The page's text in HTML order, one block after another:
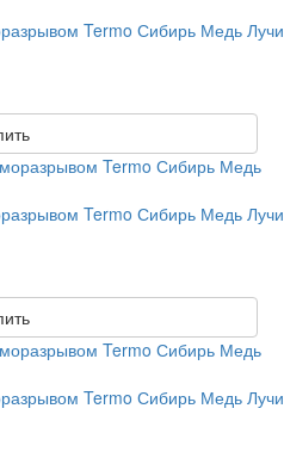
Termo Сибирь Медь Лучи
Termo Сибирь Медь Лучи
Termo Сибирь Медь Лучи